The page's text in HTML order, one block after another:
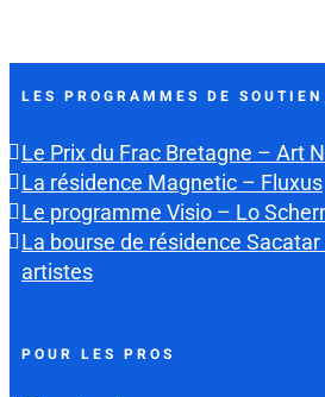
LES PROGRAMMES DE
Le Prix du Frac Bretagne – Art
La résidence Magnetic – Fluxus
Le programme Visio – Lo
La bourse de résidence
artistes
POUR LES PROS